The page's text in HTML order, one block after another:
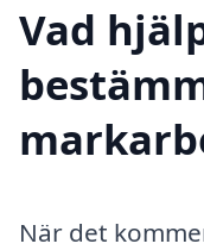
Vad
När det